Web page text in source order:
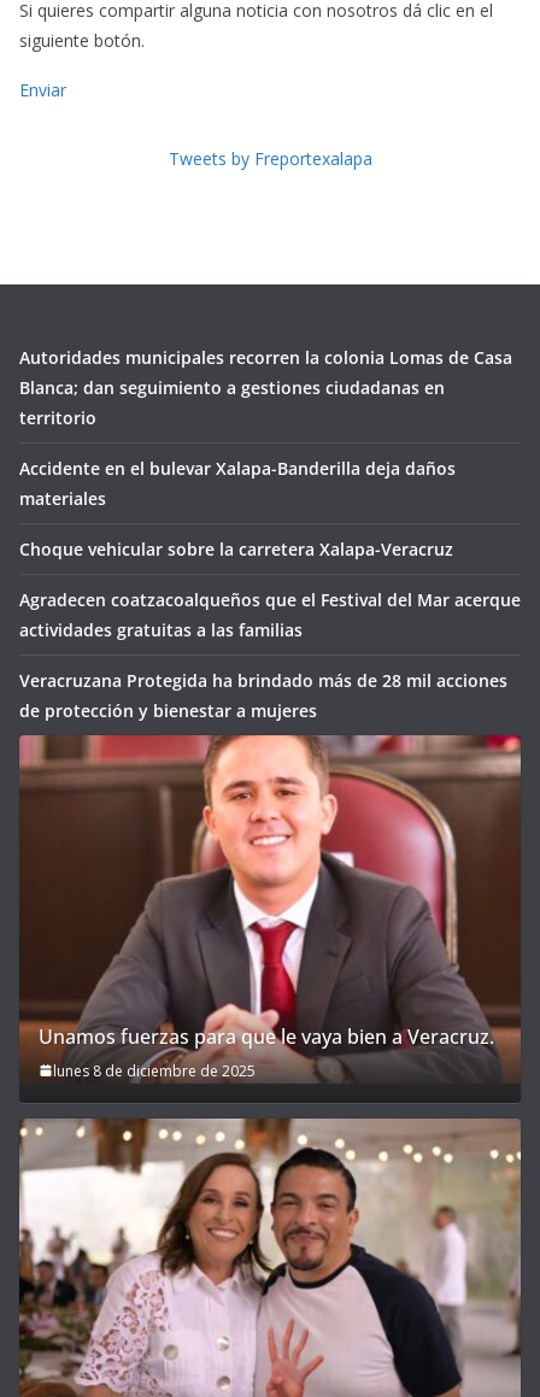
Si quieres compartir alguna noticia con nosotros dá clic en el
siguiente botón.
Enviar
Tweets by Freportexalapa
Autoridades municipales recorren la colonia Lomas de Casa
Blanca; dan seguimiento a gestiones ciudadanas en
territorio
Accidente en el bulevar Xalapa-Banderilla deja daños
materiales
Choque vehicular sobre la carretera Xalapa-Veracruz
Agradecen coatzacoalqueños que el Festival del Mar acerque
actividades gratuitas a las familias
Veracruzana Protegida ha brindado más de 28 mil acciones
de protección y bienestar a mujeres
Unamos fuerzas para que le vaya bien a Veracruz.
lunes 8 de diciembre de 2025